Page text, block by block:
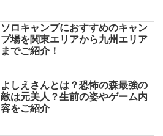
ソロキャンプにおすすめのキャン
プ場を関東エリアから九州エリア
までご紹介！
よしえさんとは？恐怖の森最強の
敵は元美人？生前の姿やゲーム内
容をご紹介